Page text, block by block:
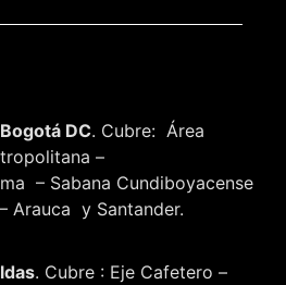
Bogotá DC. Cubre: Área
–
– Sabana Cundiboyacense
Arauca y Santander.
. Cubre : Eje Cafetero –